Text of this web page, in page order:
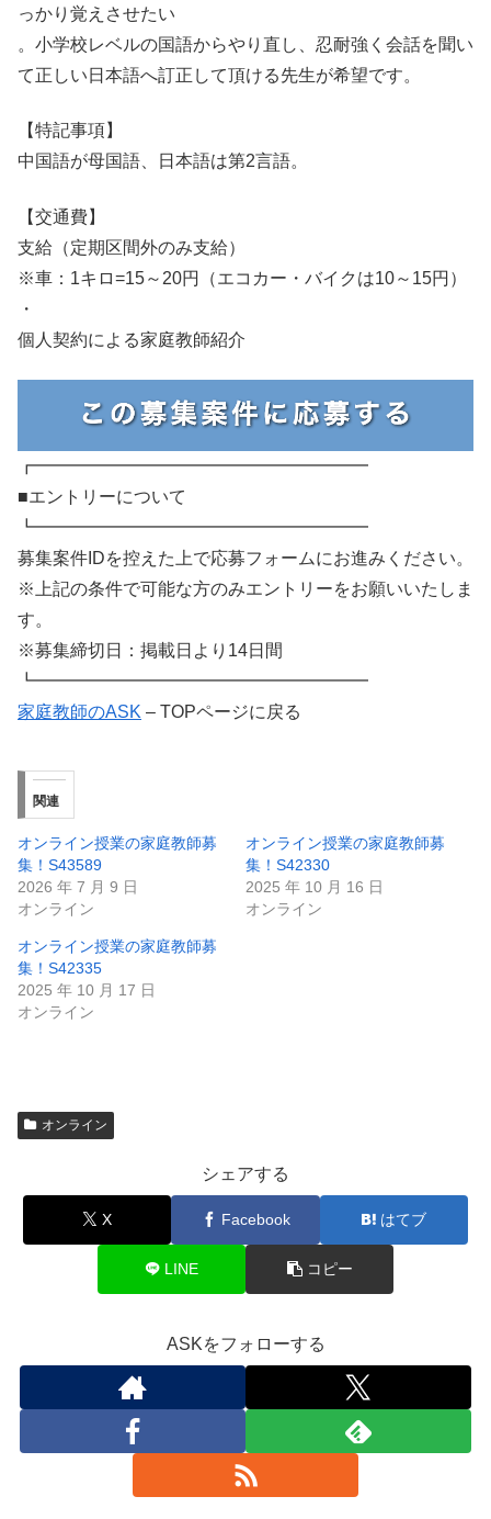
っかり覚えさせたい
。小学校レベルの国語からやり直し、忍耐強く会話を聞い
て正しい日本語へ訂正して頂ける先生が希望です。
【特記事項】
中国語が母国語、日本語は第2言語。
【交通費】
支給（定期区間外のみ支給）
※車：1キロ=15～20円（エコカー・バイクは10～15円）
・
個人契約による家庭教師紹介
┏━━━━━━━━━━━━━━━━━━━
■エントリーについて
┗━━━━━━━━━━━━━━━━━━━
募集案件IDを控えた上で応募フォームにお進みください。
※上記の条件で可能な方のみエントリーをお願いいたしま
す。
※募集締切日：掲載日より14日間
┗━━━━━━━━━━━━━━━━━━━
家庭教師のASK – TOPページに戻る
関連
オンライン授業の家庭教師募
集！S43589
2026 年 7 月 9 日
オンライン
オンライン授業の家庭教師募
集！S42330
2025 年 10 月 16 日
オンライン
オンライン授業の家庭教師募
集！S42335
2025 年 10 月 17 日
オンライン
オンライン
シェアする
X Facebook はてブ
LINE コピー
ASKをフォローする